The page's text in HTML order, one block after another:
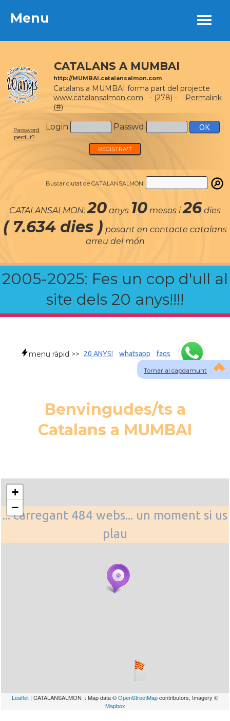
Menu
CATALANS A MUMBAI
http://MUMBAI.catalansalmon.com
Catalans a MUMBAI forma part del projecte
www.catalansalmon.com - (278) -
Permalink
(#)
Login Passwd
Password
perdut?
REGISTRA'T
Buscar ciutat de CATALANSALMON:
CATALANSALMON:20 anys 10 mesos i26 dies
( 7.634 dies ) posant en contacte catalans
arreu del món
2005-2025: Fes un cop d'ull al
site dels 20 anys!!!!
Menu
Tornar al capdamunt
menu ràpid >> 20 ANYS! whatsapp faqs
Benvingudes/ts a
Catalans a MUMBAI
... carregant 484 webs... un moment si us
plau
+
−
Leaflet | CATALANSALMON :: Map data ©OpenStreetMapcontributors, Imagery ©
Mapbox